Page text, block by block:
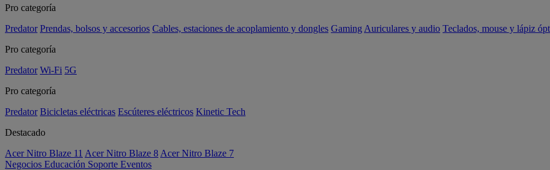
Pro categoría
Predator Prendas, bolsos y accesorios Cables, estaciones de acoplamiento y dongles Gaming Auriculares y audio Teclados, mouse y lápiz
Pro categoría
Predator Wi-Fi 5G
Pro categoría
Predator Bicicletas eléctricas Escúteres eléctricos Kinetic Tech
Destacado
Acer Nitro Blaze 11 Acer Nitro Blaze 8 Acer Nitro Blaze 7
Negocios Educación Soporte Eventos